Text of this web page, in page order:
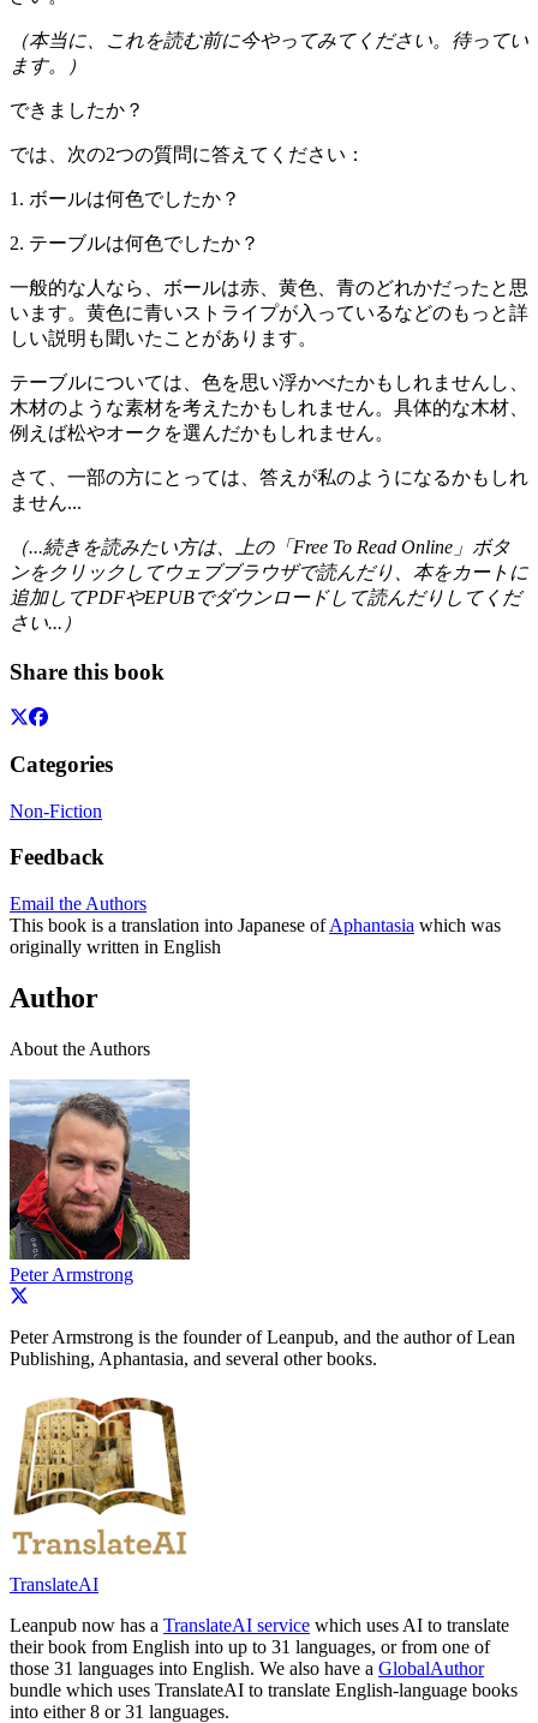
（本当に、これを読む前に今やってみてください。待ってい
ます。）
できましたか？
では、次の2つの質問に答えてください：
1. ボールは何色でしたか？
2. テーブルは何色でしたか？
一般的な人なら、ボールは赤、黄色、青のどれかだったと思
います。黄色に青いストライプが入っているなどのもっと詳
しい説明も聞いたことがあります。
テーブルについては、色を思い浮かべたかもしれませんし、
木材のような素材を考えたかもしれません。具体的な木材、
例えば松やオークを選んだかもしれません。
さて、一部の方にとっては、答えが私のようになるかもしれ
ません...
（...続きを読みたい方は、上の「Free To Read Online」ボタ
ンをクリックしてウェブブラウザで読んだり、本をカートに
追加してPDFやEPUBでダウンロードして読んだりしてくだ
さい...）
Share this book
Categories
Non-Fiction
Feedback
Email the Authors
This book is a translation into Japanese ofAphantasia which was
originally written in English
Author
About the Authors
Peter Armstrong
Peter Armstrong is the founder of Leanpub, and the author of Lean
Publishing, Aphantasia, and several other books.
TranslateAI
Leanpub now has a TranslateAI service which uses AI to translate
their book from English into up to 31 languages, or from one of
those 31 languages into English. We also have a GlobalAuthor
bundle which uses TranslateAI to translate English-language books
into either 8 or 31 languages.